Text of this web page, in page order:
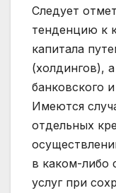
Следует
тенденцию к
капитала
(холдингов),
банковского
Имеются
отдельных
в каком-либо
услуг при